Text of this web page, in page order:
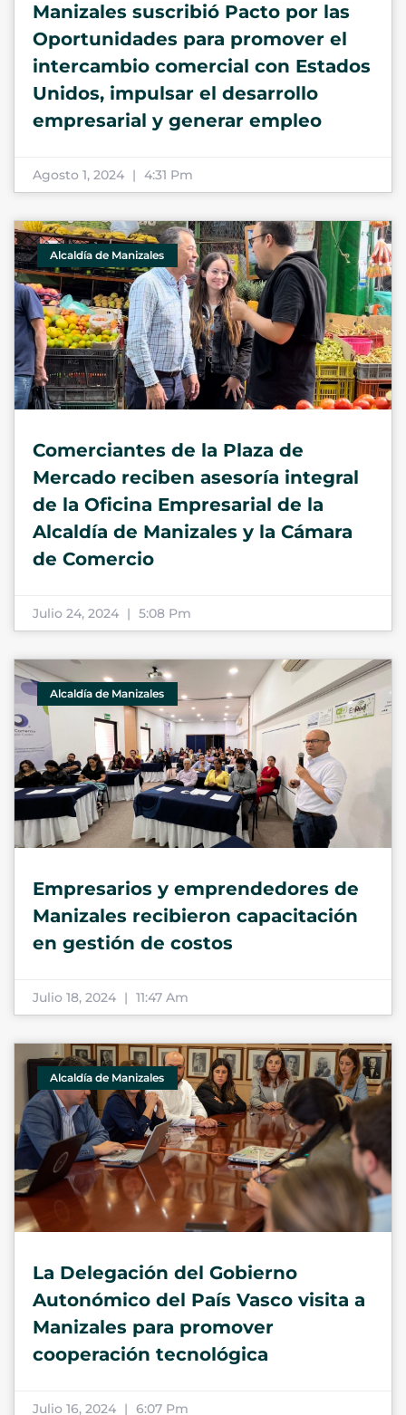
Manizales suscribió Pacto por las
Oportunidades para promover el
intercambio comercial con Estados
Unidos, impulsar el desarrollo
empresarial y generar empleo
Agosto 1, 2024 4:31 Pm
Alcaldía de Manizales
Comerciantes de la Plaza de
Mercado reciben asesoría integral
de la Oficina Empresarial de la
Alcaldía de Manizales y la Cámara
de Comercio
Julio 24, 2024 5:08 Pm
Alcaldía de Manizales
Empresarios y emprendedores de
Manizales recibieron capacitación
en gestión de costos
Julio 18, 2024 11:47 Am
Alcaldía de Manizales
La Delegación del Gobierno
Autonómico del País Vasco visita a
Manizales para promover
cooperación tecnológica
Julio 16, 2024 6:07 Pm